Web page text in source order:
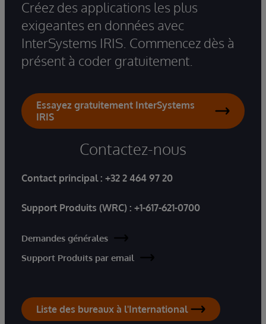
Créez des applications les plus
exigeantes en données avec
InterSystems IRIS. Commencez dès à
présent à coder gratuitement.
Essayez gratuitement InterSystems
IRIS
Contactez-nous
Contact principal : +32 2 464 97 20
Support Produits (WRC) : +1-617-621-0700
Demandes générales
Support Produits par email
Liste des bureaux à l'International